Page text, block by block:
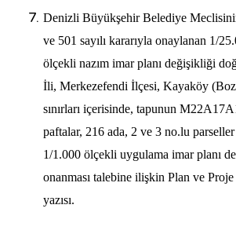
Denizli Büyükşehir Belediye
ve 501 sayılı kararıyla onaylanan 1/
ölçekli nazım imar planı değişikliği
İli, Merkezefendi İlçesi, Kayaköy
sınırları içerisinde, tapunun
paftalar, 216 ada, 2 ve 3 no.lu
1/1.000 ölçekli uygulama imar planı
onanması talebine ilişkin Plan ve
yazısı.